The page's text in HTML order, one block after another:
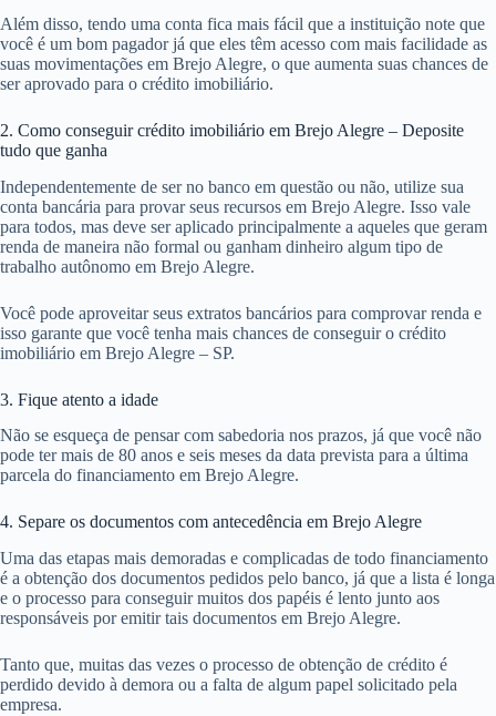
Além disso, tendo uma conta fica mais fácil que a instituição note que
você é um bom pagador já que eles têm acesso com mais facilidade as
suas movimentações em Brejo Alegre, o que aumenta suas chances de
ser aprovado para o crédito imobiliário.
2. Como conseguir crédito imobiliário em Brejo Alegre – Deposite
tudo que ganha
Independentemente de ser no banco em questão ou não, utilize sua
conta bancária para provar seus recursos em Brejo Alegre. Isso vale
para todos, mas deve ser aplicado principalmente a aqueles que geram
renda de maneira não formal ou ganham dinheiro algum tipo de
trabalho autônomo em Brejo Alegre.
Você pode aproveitar seus extratos bancários para comprovar renda e
isso garante que você tenha mais chances de conseguir o crédito
imobiliário em Brejo Alegre – SP.
3. Fique atento a idade
Não se esqueça de pensar com sabedoria nos prazos, já que você não
pode ter mais de 80 anos e seis meses da data prevista para a última
parcela do financiamento em Brejo Alegre.
4. Separe os documentos com antecedência em Brejo Alegre
Uma das etapas mais demoradas e complicadas de todo financiamento
é a obtenção dos documentos pedidos pelo banco, já que a lista é longa
e o processo para conseguir muitos dos papéis é lento junto aos
responsáveis por emitir tais documentos em Brejo Alegre.
Tanto que, muitas das vezes o processo de obtenção de crédito é
perdido devido à demora ou a falta de algum papel solicitado pela
empresa.